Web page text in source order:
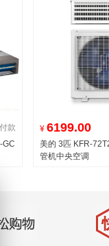
款
GC
¥ 6199.00
美的 3匹 KFR-
管机中央空调